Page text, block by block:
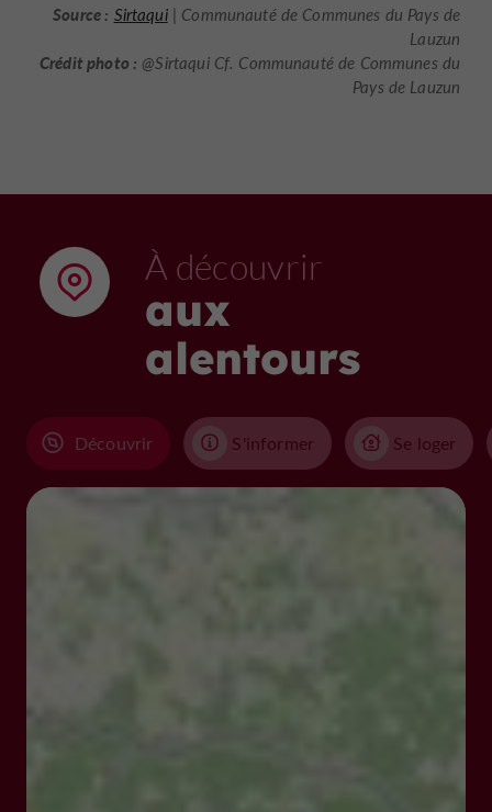
Source : Sirtaqui| Communauté de Communes du Pays de
Lauzun
Crédit photo : @Sirtaqui Cf. Communauté de Communes du
Pays de Lauzun
À découvrir
aux
alentours
Découvrir S'informer Se loger